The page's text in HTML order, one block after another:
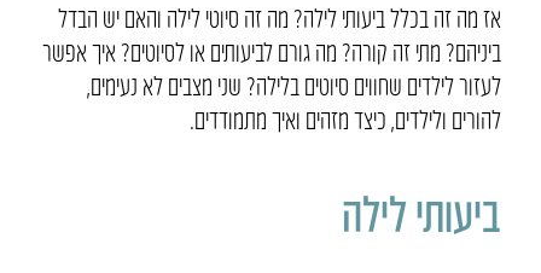
אז מה זה בכלל ביעותי לילה? מה זה סיוטי לילה והאם יש הבדל
ביניהם? מתי זה קורה? מה גורם לביעותים או לסיוטים? איך אפשר
לעזור לילדים שחווים סיוטים בלילה? שני מצבים לא נעימים,
להורים ולילדים, כיצד מזהים ואיך מתמודדים.
ביעותי לילה